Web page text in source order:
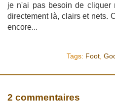
je n'ai pas besoin de cliquer
directement là, clairs et nets.
encore...
Tags: Foot
2 commentaires